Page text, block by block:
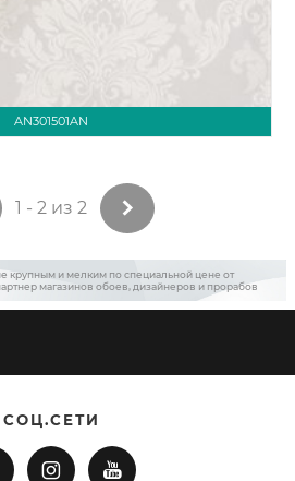
AN301501AN
1 - 2 из 2
крупным и мелким по специальной цене от
магазинов обоев, дизайнеров и прорабов
СОЦ.СЕТИ